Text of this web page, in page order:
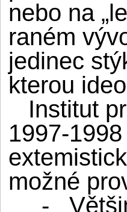
nebo na
raném
jedinec
kterou
Institut
1997-
možné
-